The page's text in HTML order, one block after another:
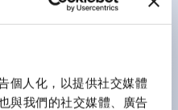
個人化，以提供社交媒體
與我們的社交媒體、廣告
可用單一顆燈泡呈現多種
的亮燈/熄燈狀態，以及點